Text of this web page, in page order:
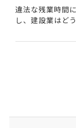
違法な残業時間
し、建設業はど
kenset...